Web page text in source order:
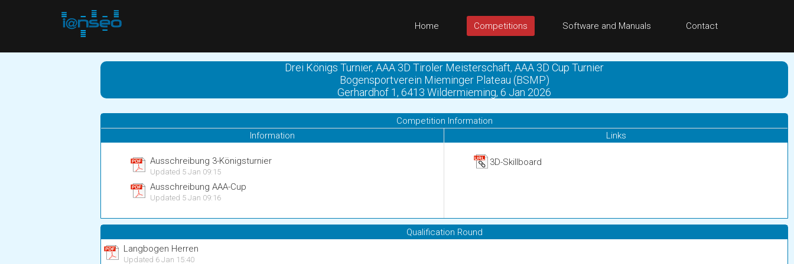
Home Competitions Software and Manuals Contact
Drei Königs Turnier, AAA 3D Tiroler Meisterschaft, AAA 3D Cup Turnier
Bogensportverein Mieminger Plateau (BSMP)
Gerhardhof 1, 6413 Wildermieming, 6 Jan 2026
Competition Information
Information
Ausschreibung 3-Königsturnier
Updated 5 Jan 09:15
Ausschreibung AAA-Cup
Updated 5 Jan 09:16
Links
3D-Skillboard
Qualification Round
Langbogen Herren
Updated 6 Jan 15:40